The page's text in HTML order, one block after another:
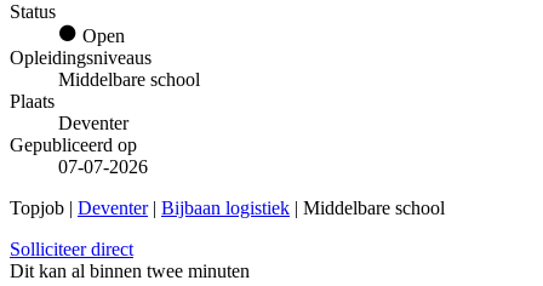
Status
Open
Opleidingsniveaus
Middelbare school
Plaats
Deventer
Gepubliceerd op
07-07-2026
Topjob | Deventer| Bijbaan logistiek | Middelbare school
Solliciteer direct
Dit kan al binnen twee minuten